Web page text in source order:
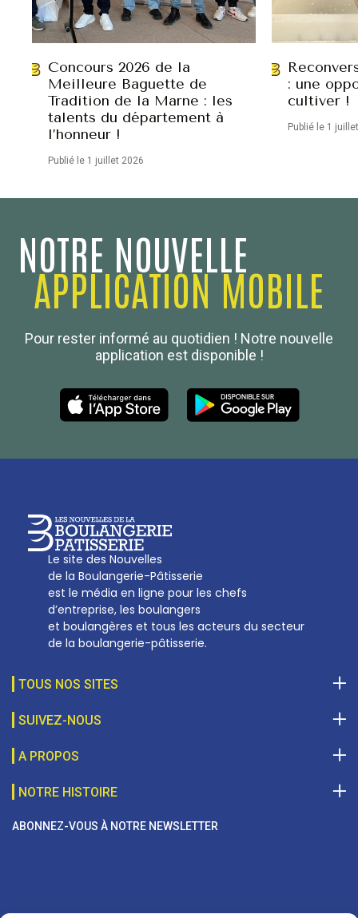
Concours 2026 de la
Meilleure Baguette de
Tradition de la Marne : les
talents du département à
l’honneur !
Publié le 1 juillet 2026
: une
cultiver !
Publié le 1
NOTRE NOUVELLE
APPLICATION MOBILE
Pour rester informé au quotidien ! Notre nouvelle
application est disponible !
Le site des Nouvelles
de la Boulangerie-Pâtisserie
est le média en ligne pour les chefs
d’entreprise, les boulangers
et boulangères et tous les acteurs du secteur
de la boulangerie-pâtisserie.
TOUS NOS SITES
Boulanger de France
SUIVEZ-NOUS
A PROPOS
Les Nouvelles de la Boulangerie-Pâtisserie Française
27, av d’Eylau - 75782 Paris Cédex 16
01 53 70 16 25
NOTRE HISTOIRE
ABONNEZ-VOUS À NOTRE NEWSLETTER